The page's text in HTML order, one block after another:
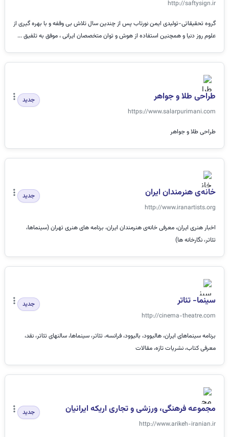
http://saftysign.ir
گروه تحقیقاتی-تولیدی ایمن نورتاب پس از چندین سال تلاش بی وقفه و با بهره گیری از
علوم روز دنیا و همچنین استفاده از هوش و توان متخصصان ایرانی ، موفق به تلفیق ...
طراحی طلا و جواهر
https://www.salarpurimani.com
جدید
طراحی طلا و جواهر
خانه‌ی هنرمندان ایران
http://www.iranartists.org
جدید
اخبار هنری ایران، معرفی خانه‌ی هنرمندان ایران، برنامه های هنری تهران (سینماها،
تئاتر، نگارخانه ها)
سینما- تئاتر
http://cinema-theatre.com
جدید
برنامه سینماهاى ایران، هالیوود، بالیوود، فرانسه، تئاتر، سینماها، سالنهاى تئاتر، نقد،
معرفى کتاب، نشریات تازه، مقالات
مجموعه فرهنگی، ورزشی و تجاری اریکه ایرانیان
http://www.arikeh-iranian.ir
جدید